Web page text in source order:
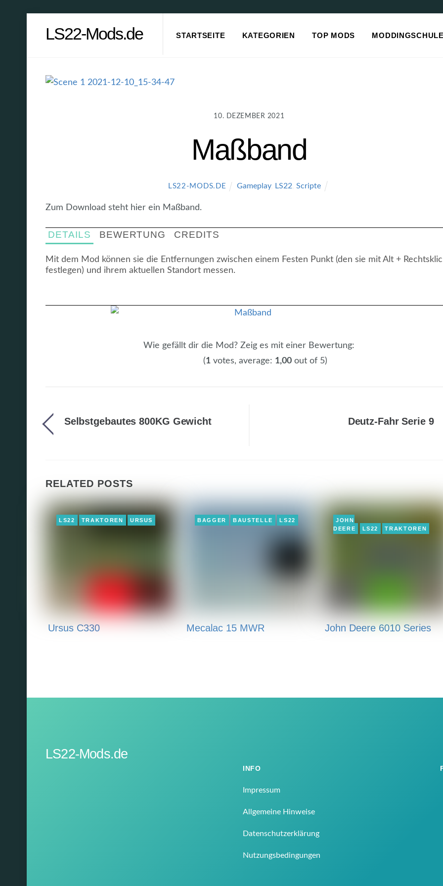
LS22-Mods.de STARTSEITE KATEGORIEN TOP MODS
10. DEZEMBER 2021
Maßband
LS22-MODS.DE Gameplay, LS22 Scripte
Zum Download steht hier ein Maßband.
DETAILS BEWERTUNG CREDITS
Mit dem Mod können sie die Entfernungen zwischen einem Festen Punkt (den sie mit Alt +
festlegen) und ihrem aktuellen Standort messen.
Wie gefällt dir die Mod? Zeig es mit einer Bewertung:
(1votes, average: 1,00out of 5)
Selbstgebautes 800KG Gewicht Deutz-Fahr Serie 9
RELATED POSTS
LS22 TRAKTOREN URSUS
Ursus C330
BAGGER BAUSTELLE LS22
Mecalac 15 MWR
JOHN
DEERE
LS22 TRAKTOREN
John Deere 6010 Series
LS22-Mods.de
INFO
Impressum
Allgemeine Hinweise
Datenschutzerklärung
Nutzungsbedingungen